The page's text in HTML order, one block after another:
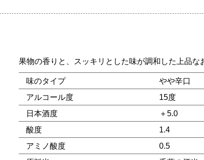
果物の香りと、スッキリとした味が調和した上品な
味のタイプ
やや辛口
アルコール度
15度
日本酒度
＋5.0
酸度
1.4
アミノ酸度
0.5